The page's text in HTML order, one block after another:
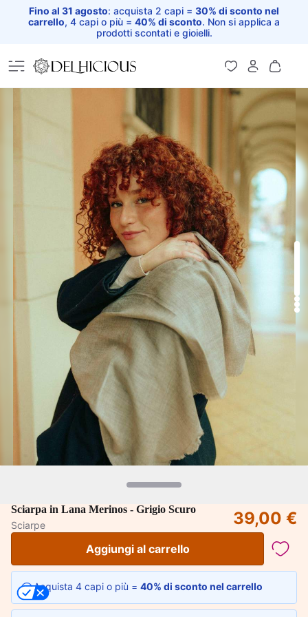
Fino al 31 agosto: acquista 2 capi = 30% di sconto nel
carrello, 4 capi o più = 40% di sconto. Non si applica a
prodotti scontati e gioielli.
Home
Sciarpa in Lana Merinos - Grigio Scuro
Sciarpe
39,00 €
Aggiungi al carrello
Acquista 4 capi o più = 40% di sconto nel carrello